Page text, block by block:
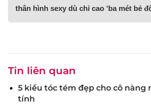
thân hình sexy dù chỉ cao ‘ba mét bẻ
Tin liên quan
5 kiểu tóc tém đẹp cho cô nàng
tính